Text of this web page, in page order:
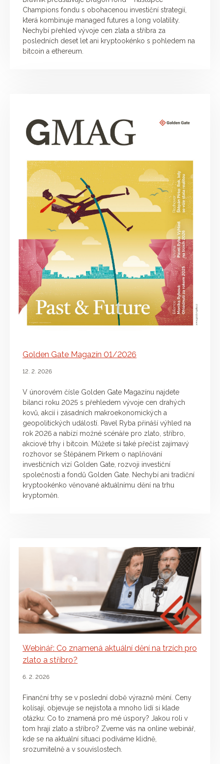
Champions fondu s obohacenou investiční strategií,
která kombinuje managed futures a long volatility.
Nechybí přehled vývoje cen zlata a stříbra za
posledních deset let ani kryptookénko s pohledem na
bitcoin a ethereum.
Golden Gate Magazín 01/2026
12. 2. 2026
V únorovém čísle Golden Gate Magazínu najdete
bilanci roku 2025 s přehledem vývoje cen drahých
kovů, akcií i zásadních makroekonomických a
geopolitických událostí. Pavel Ryba přináší výhled na
rok 2026 a nabízí možné scénáře pro zlato, stříbro,
akciové trhy i bitcoin. Můžete si také přečíst zajímavý
rozhovor se Štěpánem Pírkem o naplňování
investičních vizí Golden Gate, rozvoji investiční
společnosti a fondů Golden Gate. Nechybí ani tradiční
kryptookénko věnované aktuálnímu dění na trhu
kryptoměn.
Webinář: Co znamená aktuální dění na trzích pro
zlato a stříbro?
6. 2. 2026
Finanční trhy se v poslední době výrazně mění. Ceny
kolísají, objevuje se nejistota a mnoho lidí si klade
otázku: Co to znamená pro mé úspory? Jakou roli v
tom hrají zlato a stříbro? Zveme vás na online webinář,
kde se na aktuální situaci podíváme klidně,
srozumitelně a v souvislostech.